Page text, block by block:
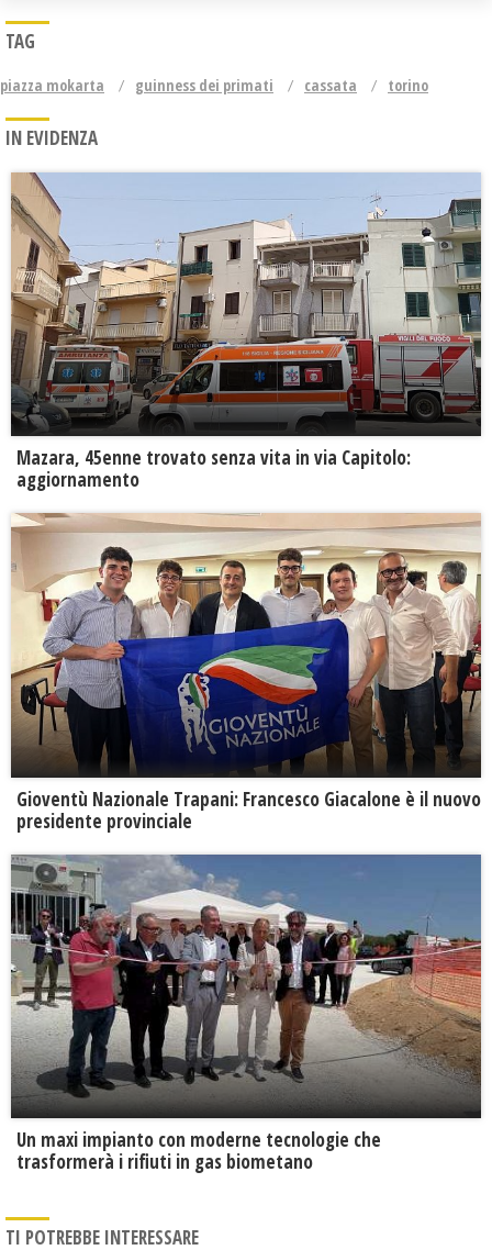
TAG
piazza mokarta guinness dei primati cassata torino
IN EVIDENZA
Mazara, 45enne trovato senza vita in via Capitolo:
aggiornamento
Gioventù Nazionale Trapani: Francesco Giacalone è il nuovo
presidente provinciale
Un maxi impianto con moderne tecnologie che
trasformerà i rifiuti in gas biometano
TI POTREBBE INTERESSARE